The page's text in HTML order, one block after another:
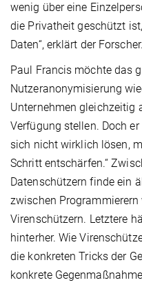
wenig über eine
die Privatheit geschützt
Daten“, erklärt der Forscher.
Paul Francis möchte das
Nutzeranonymisierung
Unternehmen gleichzeitig
Verfügung stellen. Doch
sich nicht wirklich lösen,
Schritt entschärfen.“
Datenschützern finde ein
zwischen
Virenschützern. Letztere
hinterher. Wie
die konkreten Tricks der
konkrete